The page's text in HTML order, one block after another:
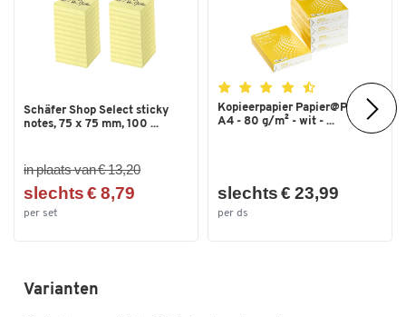
Schäfer Shop Select sticky
notes, 75 x 75 mm, 100 ...
in plaats van € 13,20
slechts € 8,79
per set
Kopieerpapier Papier@Print -
A4 - 80 g/m² - wit - ...
slechts € 23,99
per ds
Varianten